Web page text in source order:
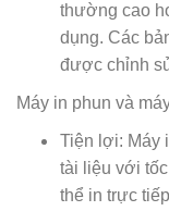
thường cao
dụng. Các
được chỉnh
Máy in phun và
Tiện lợi: Máy
tài liệu với
thể in trực